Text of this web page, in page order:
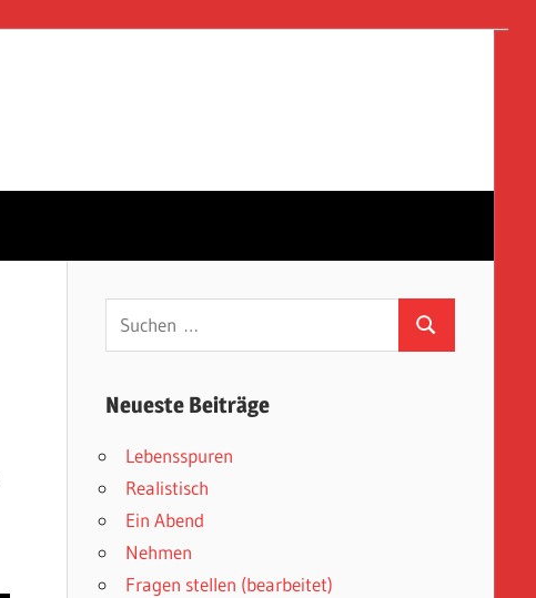
Suchen
nach:
Suchen
Neueste Beiträge
Lebensspuren
Realistisch
Ein Abend
Nehmen
Fragen stellen (bearbeitet)